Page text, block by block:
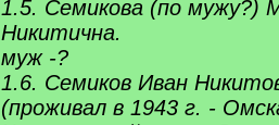
1.5. Семикова (по мужу?)
Никитична.
муж -?
1.6. Семиков Иван
(проживал в 1943 г. -